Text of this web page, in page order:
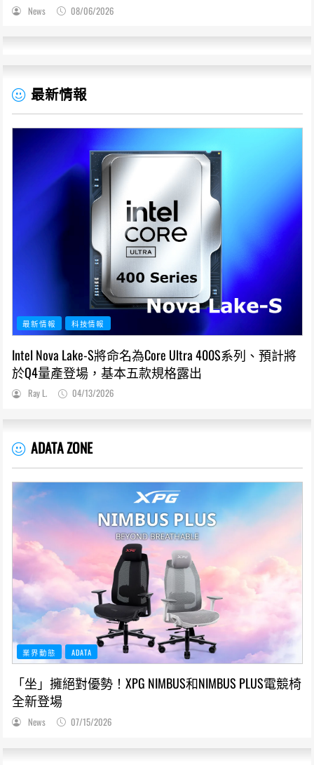
News 08/06/2026
最新情報
最新情報 科技情報
Intel Nova Lake-S將命名為Core Ultra 400S系列、預計將
於Q4量產登場，基本五款規格露出
Ray L. 04/13/2026
ADATA ZONE
業界動態 ADATA
「坐」擁絕對優勢！XPG NIMBUS和NIMBUS PLUS電競椅
全新登場
News 07/15/2026